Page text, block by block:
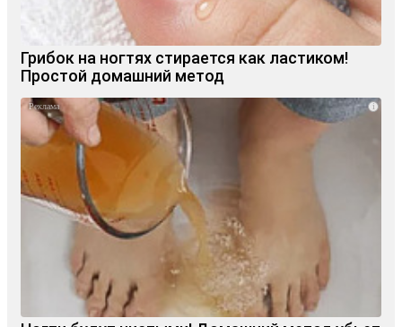
Грибок на ногтях стирается как ластиком!
Простой домашний метод
i